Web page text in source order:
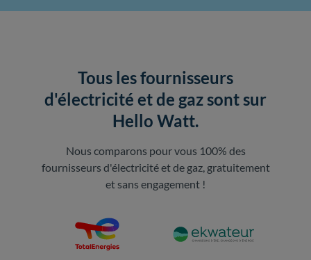
Tous les fournisseurs
d'électricité et de gaz sont sur
Hello Watt.
Nous comparons pour vous 100% des
fournisseurs d'électricité et de gaz, gratuitement
et sans engagement !